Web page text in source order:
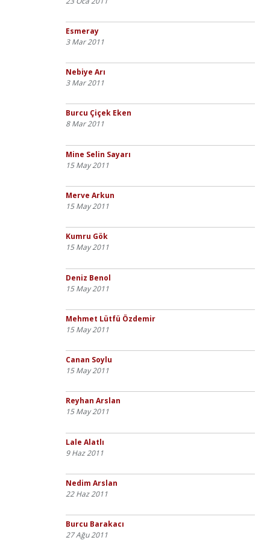
Esmeray
3 Mar 2011
Nebiye Arı
3 Mar 2011
Burcu Çiçek Eken
8 Mar 2011
Mine Selin Sayarı
15 May 2011
Merve Arkun
15 May 2011
Kumru Gök
15 May 2011
Deniz Benol
15 May 2011
Mehmet Lütfü Özdemir
15 May 2011
Canan Soylu
15 May 2011
Reyhan Arslan
15 May 2011
Lale Alatlı
9 Haz 2011
Nedim Arslan
22 Haz 2011
Burcu Barakacı
27 Ağu 2011